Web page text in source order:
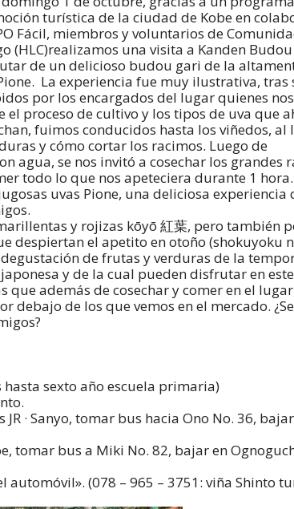
turística de la ciudad de Kobe en
Fácil, miembros y voluntarios de
(HLC)realizamos una visita a Kanden
de un delicioso budou gari de la
La experiencia fue muy ilustrativa, tras
por los encargados del lugar quienes
el proceso de cultivo y los tipos de uva que
fuimos conducidos hasta los viñedos, al
y cómo cortar los racimos. Luego de
agua, se nos invitó a cosechar los grandes
todo lo que nos apeteciera durante 1
uvas Pione, una deliciosa experiencia
y rojizas kōyō 紅葉, pero también
despiertan el apetito en otoño (shokuyoku
de frutas y verduras de la
y de la cual pueden disfrutar en
además de cosechar y comer en el
de los que vemos en el mercado.
hasta sexto año escuela primaria)
· Sanyo, tomar bus hacia Ono No. 36,
tomar bus a Miki No. 82, bajar en
(078 – 965 – 3751: viña Shinto